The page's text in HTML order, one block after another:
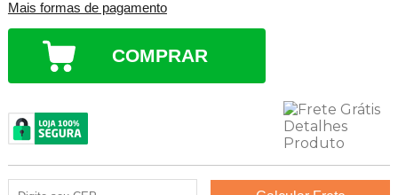
Mais formas de pagamento
COMPRAR